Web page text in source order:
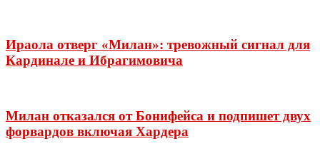
Ираола отверг «Милан»: тревожный сигнал для
Кардинале и Ибрагимовича
Милан отказался от Бонифейса и подпишет двух
форвардов включая Хардера